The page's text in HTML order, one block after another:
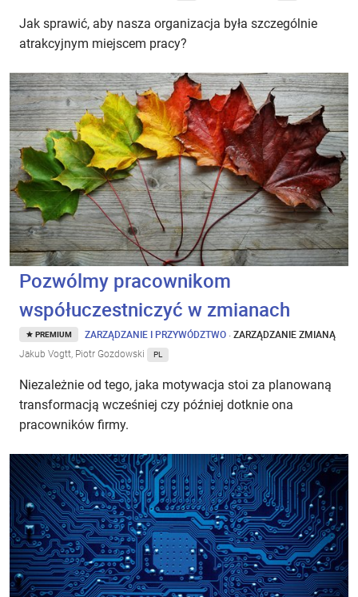
Jak sprawić, aby nasza organizacja była szczególnie
atrakcyjnym miejscem pracy?
Pozwólmy pracownikom
współuczestniczyć w zmianach
PREMIUM ZARZĄDZANIE I PRZYWÓDZTWO ·ZARZĄDZANIE ZMIANĄ
Jakub Vogtt, Piotr Gozdowski PL
Niezależnie od tego, jaka motywacja stoi za planowaną
transformacją wcześniej czy później dotknie ona
pracowników firmy.